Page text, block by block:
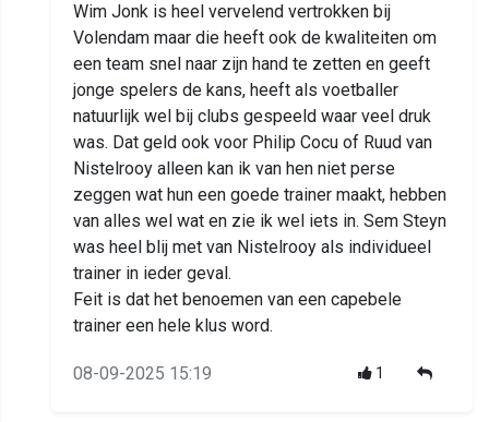
Wim Jonk is heel vervelend vertrokken bij
Volendam maar die heeft ook de kwaliteiten om
een team snel naar zijn hand te zetten en geeft
jonge spelers de kans, heeft als voetballer
natuurlijk wel bij clubs gespeeld waar veel druk
was. Dat geld ook voor Philip Cocu of Ruud van
Nistelrooy alleen kan ik van hen niet perse
zeggen wat hun een goede trainer maakt, hebben
van alles wel wat en zie ik wel iets in. Sem Steyn
was heel blij met van Nistelrooy als individueel
trainer in ieder geval.
Feit is dat het benoemen van een capebele
trainer een hele klus word.
08-09-2025 15:19 1